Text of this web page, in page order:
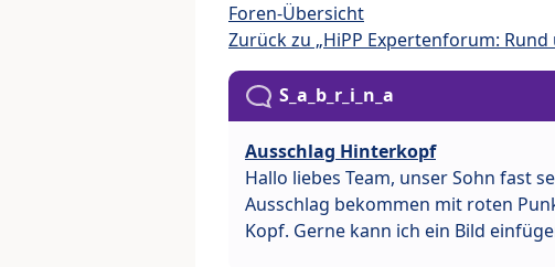
Foren-Übersicht
Zurück zu „HiPP Expertenforum: Rund
S_a_b_r_i_n_a
Ausschlag Hinterkopf
Hallo liebes Team, unser Sohn fast
Ausschlag bekommen mit roten
Kopf. Gerne kann ich ein Bild